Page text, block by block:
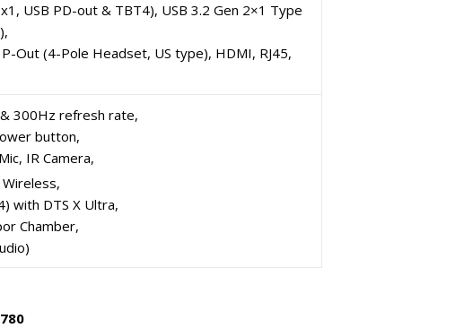
USB PD-out & TBT4), USB 3.2 Gen 2×1 Type
Out (4-Pole Headset, US type), HDMI, RJ45,
300Hz refresh rate,
button,
IR Camera,
Wireless,
with DTS X Ultra,
Chamber,